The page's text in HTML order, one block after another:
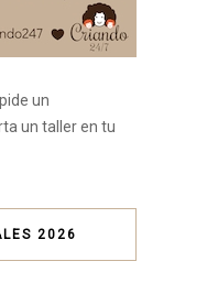
un
un taller en tu
2026